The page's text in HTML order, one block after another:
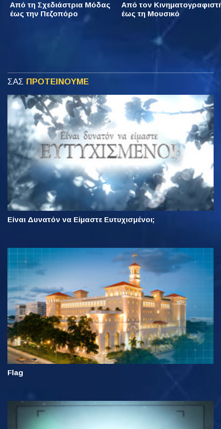
Από τη Σχεδιάστρια Μόδας
έως την Πεζοπόρο
Από τον
έως τη Μουσικό
ΣΑΣ ΠΡΟΤΕΙΝΟΥΜΕ
Είναι Δυνατόν να Είμαστε Ευτυχισμένοι;
Flag